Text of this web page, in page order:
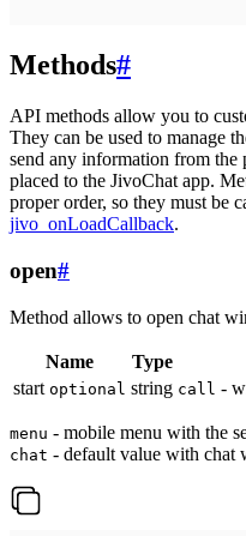
Methods#
API methods allow you to
They can be used to manage
send any information from
placed to the JivoChat app.
proper order, so they must be
jivo_onLoadCallback.
open#
Method allows to open chat
Name Type
start optional string call -
menu - mobile menu with the
chat - default value with chat